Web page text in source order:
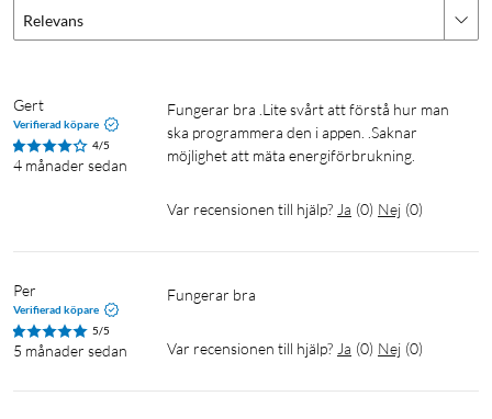
Relevans
Gert
Verifierad köpare
4/5
4 månader sedan
Fungerar bra .Lite svårt att förstå hur man
ska programmera den i appen. .Saknar
möjlighet att mäta energiförbrukning.
Var recensionen till hjälp? Ja (0) Nej (0)
Per
Verifierad köpare
5/5
5 månader sedan
Fungerar bra
Var recensionen till hjälp? Ja (0) Nej (0)